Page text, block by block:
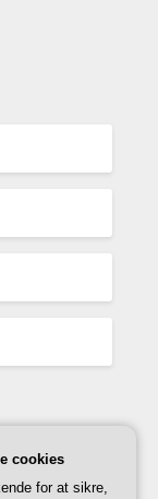
cookies
for at sikre,